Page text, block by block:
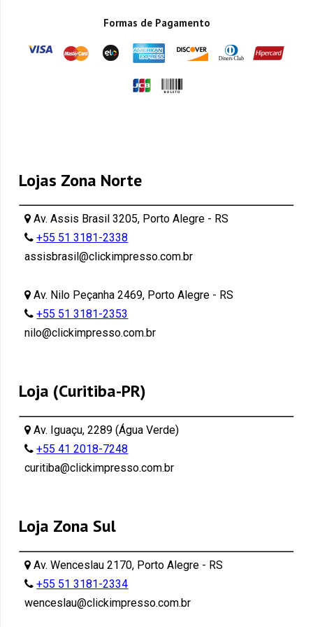
Formas de Pagamento
Lojas Zona Norte
Av. Assis Brasil 3205, Porto Alegre - RS
+55 51 3181-2338
assisbrasil@clickimpresso.com.br
Av. Nilo Peçanha 2469, Porto Alegre - RS
+55 51 3181-2353
nilo@clickimpresso.com.br
Loja (Curitiba-PR)
Av. Iguaçu, 2289 (Água Verde)
+55 41 2018-7248
curitiba@clickimpresso.com.br
Loja Zona Sul
Av. Wenceslau 2170, Porto Alegre - RS
+55 51 3181-2334
wenceslau@clickimpresso.com.br